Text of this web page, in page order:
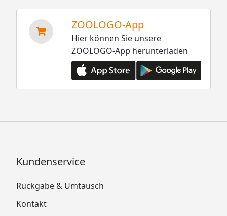
ZOOLOGO-App
Hier können Sie unsere
ZOOLOGO-App herunterladen
Kundenservice
Rückgabe & Umtausch
Kontakt